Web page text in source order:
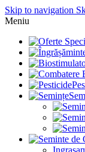
Skip to navigation
Meniu